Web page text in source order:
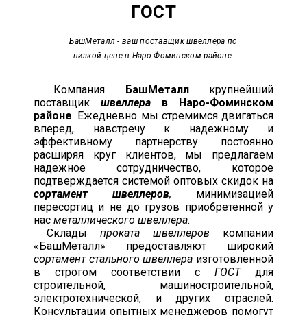
ГОСТ
БашМеталл - ваш поставщик швеллера по
низкой цене в Наро-Фоминском районе.
Компания БашМеталлкрупнейший
поставщик швеллера в Наро-Фоминском
районе. Ежедневно мы стремимся двигаться
вперед, навстречу к надежному и
эффективному партнерству постоянно
расширяя круг клиентов, мы предлагаем
надежное сотрудничество, которое
подтверждается системой оптовых скидок на
сортамент швеллеров, минимизацией
пересортиц и не до грузов приобретенной у
нас металлического швеллера.
Склады проката швеллеров компании
«БашМеталл» предоставляют широкий
сортамент стального швеллера изготовленной
в строгом соответствии с ГОСТдля
строительной, машиностроительной,
электротехнической, и других отраслей.
Консультации опытных менеджеров помогут